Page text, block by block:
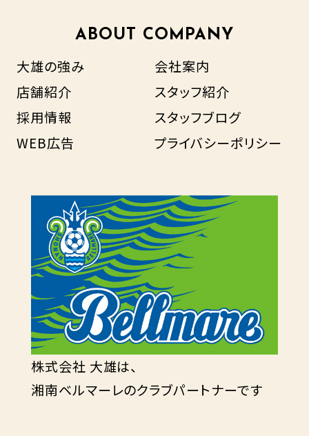
ABOUT COMPANY
大雄の強み
会社案内
店舗紹介
スタッフ紹介
採用情報
スタッフブログ
WEB広告
プライバシーポリシー
株式会社 大雄は、
湘南ベルマーレのクラブパートナーです